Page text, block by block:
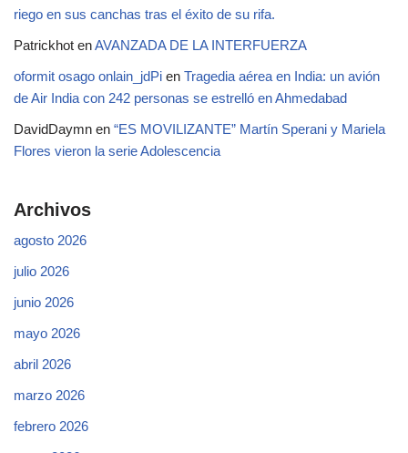
riego en sus canchas tras el éxito de su rifa.
Patrickhot enAVANZADA DE LA INTERFUERZA
oformit osago onlain_jdPi en Tragedia aérea en India: un avión
de Air India con 242 personas se estrelló en Ahmedabad
DavidDaymn en “ES MOVILIZANTE” Martín Sperani y Mariela
Flores vieron la serie Adolescencia
Archivos
agosto 2026
julio 2026
junio 2026
mayo 2026
abril 2026
marzo 2026
febrero 2026